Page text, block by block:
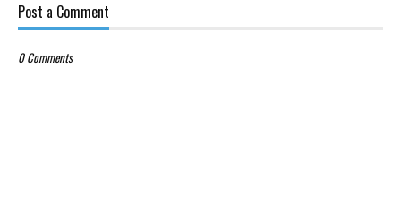
Post a Comment
0 Comments